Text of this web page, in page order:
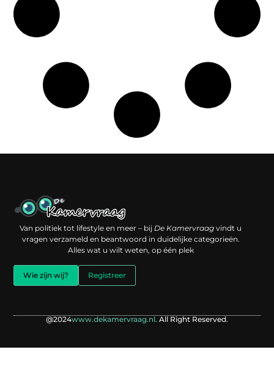
Van politiek tot lifestyle en meer – bijDe Kamervraag vindt u
vragen verzameld en beantwoord in duidelijke categorieën.
Alles wat u wilt weten, op één plek
Wie zijn wij? Registreer
@2024www.dekamervraag.nl. All Right Reserved.